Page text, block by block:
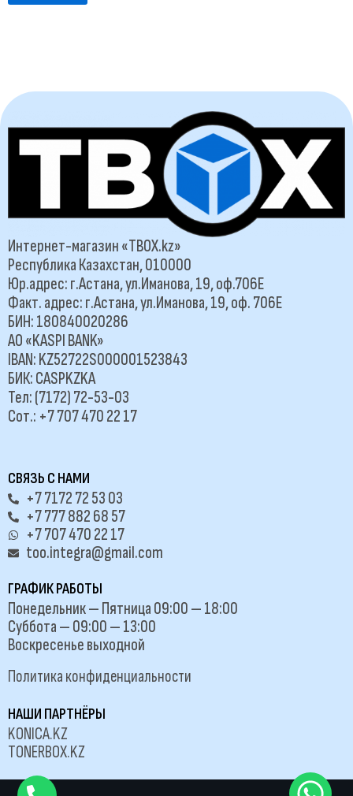
Интернет-магазин «TBOX.kz»
Республика Казахстан, 010000
Юр.адрес: г.Астана, ул.Иманова, 19, оф.706Е
Факт. адрес: г.Астана, ул.Иманова, 19, оф. 706Е
БИН: 180840020286
АО «KASPI BANK»
IBAN: KZ52722S000001523843
БИК: CASPKZKA
Тел: (7172) 72-53-03
Сот.: +7 707 470 22 17
СВЯЗЬ С НАМИ
+7 7172 72 53 03
+7 777 882 68 57
+7 707 470 22 17
too.integra@gmail.com
ГРАФИК РАБОТЫ
Понедельник — Пятница 09:00 — 18:00
Суббота — 09:00 — 13:00
Воскресенье выходной
Политика конфиденциальности
НАШИ ПАРТНЁРЫ
KONICA.KZ
TONERBOX.KZ